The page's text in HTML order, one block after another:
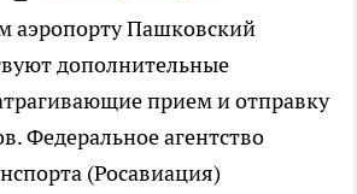
аэропорту Пашковский
дополнительные
прием и отправку
Федеральное агентство
(Росавиация)